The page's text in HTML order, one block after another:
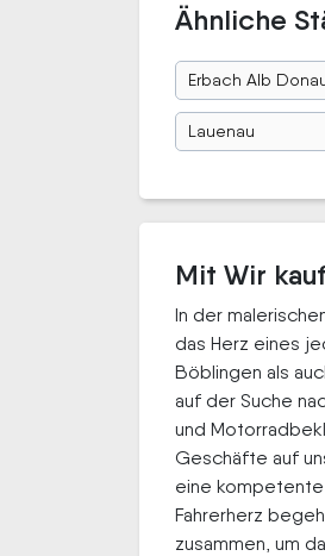
Ähnliche
Erbach Alb
Lauenau
Mit Wir
In der
das Herz eines
Böblingen als
auf der Suche
und
Geschäfte auf
eine kompetente
Fahrerherz
zusammen, um